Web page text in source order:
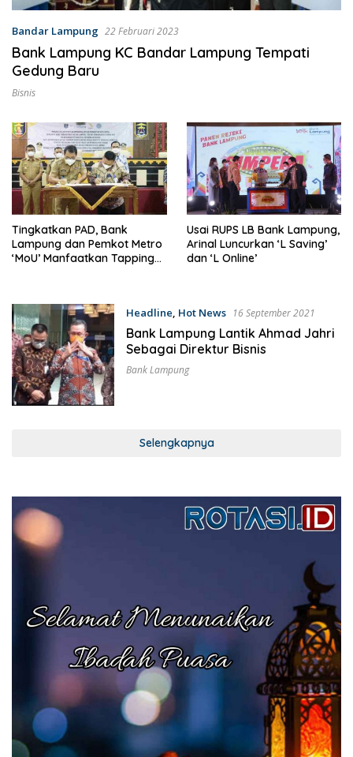
Bandar Lampung 22 Februari 2023
Bank Lampung KC Bandar Lampung Tempati
Gedung Baru
Bisnis
Tingkatkan PAD, Bank
Lampung dan Pemkot Metro
‘MoU’ Manfaatkan Tapping
Usai RUPS LB Bank Lampung,
Arinal Luncurkan ‘L Saving’
dan ‘L Online’
Headline, Hot News 16 September 2021
Bank Lampung Lantik Ahmad Jahri
Sebagai Direktur Bisnis
Bank Lampung
Selengkapnya